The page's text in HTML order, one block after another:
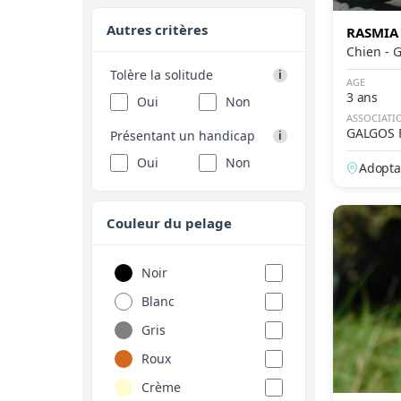
Bergamasque
Berger Allemand
Berger Américain
Miniature
Berger Australien
Berger Belge
Groenendael
Berger Belge Laekenois
Berger Belge Malinois
Berger Belge
Autres critères
Tolère la solitude i
Oui
Non
Présentant un handicap
i
Oui Non
Couleur du pelage
Noir
Blanc
Gris
Roux
Crème
RASMIA
AGE
3 ans
GALGOS